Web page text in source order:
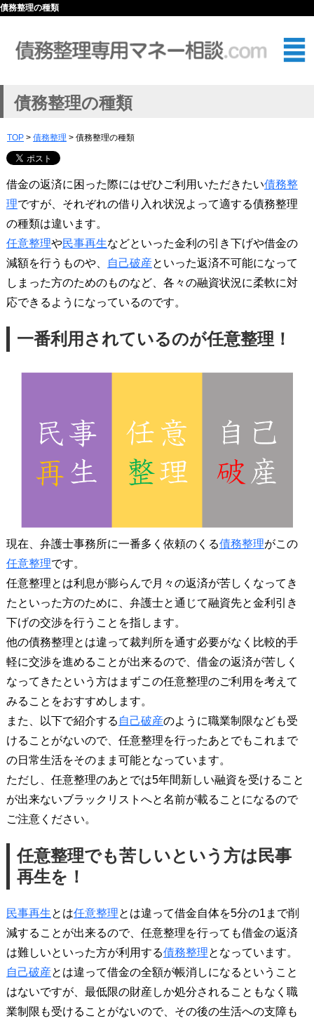
債務整理の種類
債務整理の種類
TOP > 債務整理 > 債務整理の種類
借金の返済に困った際にはぜひご利用いただきたい債務整
理ですが、それぞれの借り入れ状況よって適する債務整理
の種類は違います。
任意整理や民事再生などといった金利の引き下げや借金の
減額を行うものや、
自己破産といった返済不可能になって
しまった方のためのものなど、各々の融資状況に柔軟に対
応できるようになっているのです。
一番利用されているのが任意整理！
現在、弁護士事務所に一番多く依頼のくる債務整理がこの
任意整理です。
任意整理とは利息が膨らんで月々の返済が苦しくなってき
たといった方のために、弁護士と通じて融資先と金利引き
下げの交渉を行うことを指します。
他の債務整理とは違って裁判所を通す必要がなく比較的手
軽に交渉を進めることが出来るので、借金の返済が苦しく
なってきたという方はまずこの任意整理のご利用を考えて
みることをおすすめします。
また、以下で紹介する 自己破産のように職業制限なども受
けることがないので、任意整理を行ったあとでもこれまで
の日常生活をそのまま可能となっています。
ただし、任意整理のあとでは5年間新しい融資を受けること
が出来ないブラックリストへと名前が載ることになるので
ご注意ください。
任意整理でも苦しいという方は民事
再生を！
民事再生とは任意整理とは違って借金自体を5分の1まで削
減することが出来るので、任意整理を行っても借金の返済
は難しいといった方が利用する債務整理となっています。
自己破産とは違って借金の全額が帳消しになるということ
はないですが、最低限の財産しか処分されることもなく職
業制限も受けることがないので、その後の生活への支障も